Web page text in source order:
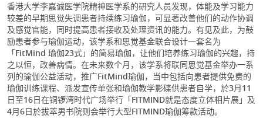
香港大学李嘉诚医学院精神医学系的研究人员发现，体能及学习能力
较差的早期思觉失调患者持续练习瑜伽，可显著改善他们的动作协调
及感觉官能，同时提高患者接收及处理资讯的能力。有见及此，为鼓
励患者参与瑜伽运动，该学系和思觉基金联合设计一套名为
「FitMind 瑜伽23式」的简易瑜伽，让他们培养练习瑜伽的兴趣，持
之以恒，改善病情。在未来数个月，该学系将联同思觉基金举办一系
列的瑜伽公益活动，推广FitMind瑜伽，当中包括向患者提供免费的
瑜伽训练课程、派发宣传单张和瑜伽教学影碟供患者自学，於3月11
日至16日在铜锣湾时代广场举行「FITMIND就是态度立体相片展」及
4月6日於拔萃男书院则会举行大型FITMIND瑜伽筹款活动。